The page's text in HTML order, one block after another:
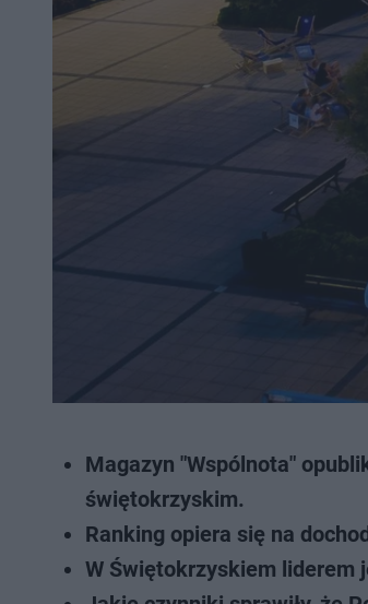
Magazyn "Wspólnota"
świętokrzyskim.
Ranking opiera się na
W Świętokrzyskiem liderem